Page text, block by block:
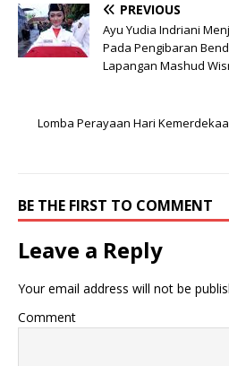
PREVIOUS
Ayu Yudia Indriani
Pada Pengibaran
Lapangan Mashud
Lomba Perayaan Hari
BE THE FIRST TO COMMENT
Leave a Reply
Your email address will not be
Comment